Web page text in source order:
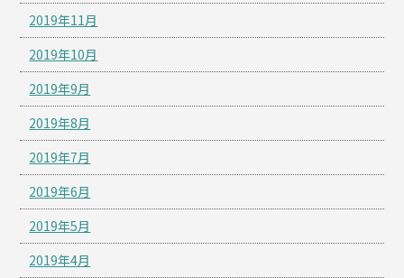
2019年11月
2019年10月
2019年9月
2019年8月
2019年7月
2019年6月
2019年5月
2019年4月